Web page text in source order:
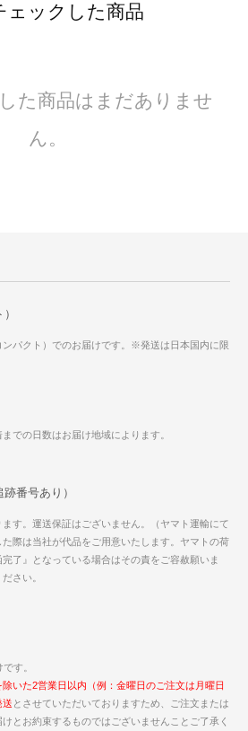
ェックした商品
た商品はまだありませ
ん。
パクト）でのお届けです。※発送は日本国内に限
での日数はお届け地域によります。
番号あり）
す。運送保証はございません。（ヤマト運輸にて
た際は当社が代品をご用意いたします。ヤマトの荷
了』となっている場合はその責をご容赦願いま
さい。
す。
いた2営業日以内（例：金曜日のご注文は月曜日
送 とさせていただいておりますため、ご注文または
とお約束するものではございませんことご了承く